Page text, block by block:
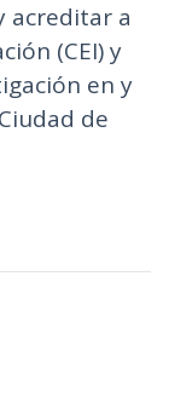
acreditar a
(CEI) y
en y
de